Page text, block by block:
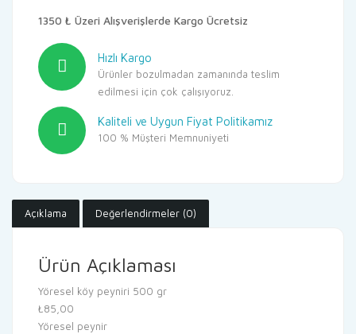
1350 ₺ Üzeri Alışverişlerde Kargo Ücretsiz
Hızlı Kargo
Ürünler bozulmadan zamanında teslim
edilmesi için çok çalışıyoruz.
Kaliteli ve Uygun Fiyat Politikamız
100 % Müşteri Memnuniyeti
Açıklama Değerlendirmeler (0)
Ürün Açıklaması
Yöresel köy peyniri 500 gr
₺85,00
Yöresel peynir